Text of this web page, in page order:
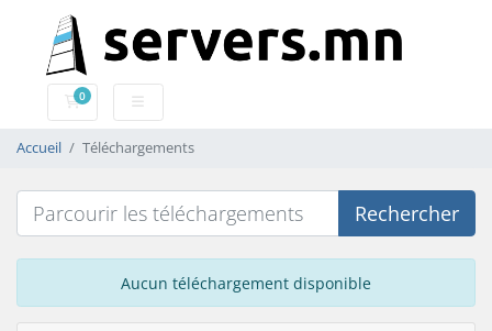
0
Panier
Accueil Téléchargements
Rechercher
Aucun téléchargement disponible